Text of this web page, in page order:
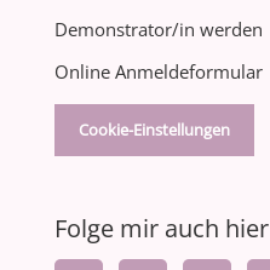
Demonstrator/in werden
Online Anmeldeformular
Cookie-Einstellungen
Folge mir auch hier